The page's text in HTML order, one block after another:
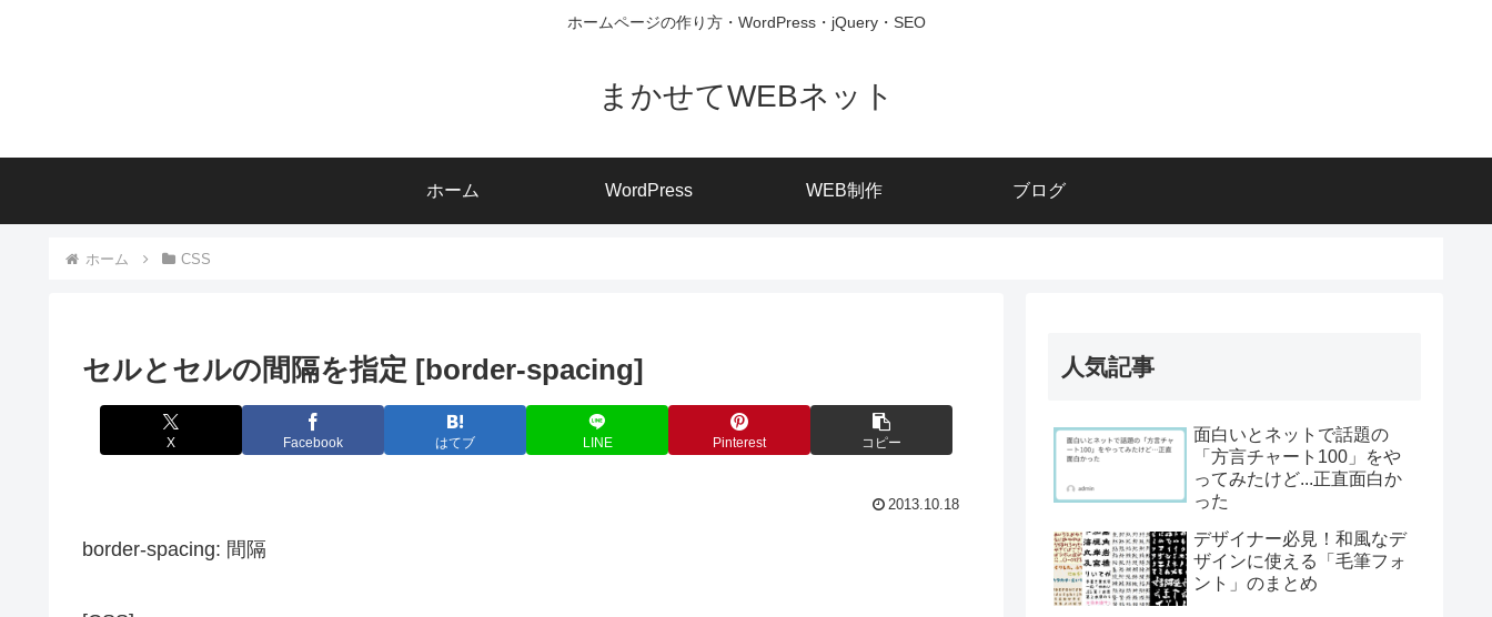
ホームページの作り方・WordPress・jQuery・SEO
まかせてWEBネット
ホーム WordPress WEB制作 ブログ
ホーム CSS
セルとセルの間隔を指定 [border-spacing]
X Facebook はてブ LINE Pinterest コピー
2013.10.18
border-spacing: 間隔
人気記事
面白いとネットで話題の
「方言チャート100」をや
ってみたけど...正直面白か
った
デザイナー必見！和風なデ
ザインに使える「毛筆フォ
ント」のまとめ